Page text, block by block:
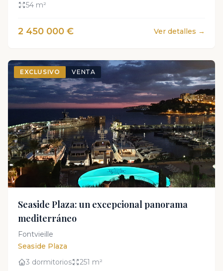
54 m²
2 450 000 € Ver detalles →
EXCLUSIVO VENTA
Seaside Plaza: un excepcional panorama
mediterráneo
Fontvieille
Seaside Plaza
3 dormitorios
251 m²